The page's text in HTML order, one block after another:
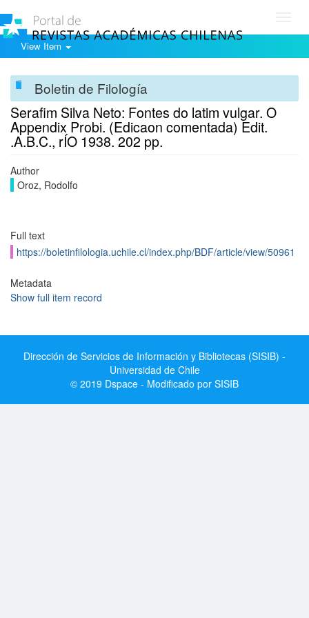
View Item
Boletin de Filología
Serafim Silva Neto: Fontes do latim vulgar. O
Appendix Probi. (Edicaon comentada) Edit.
.A.B.C., rÍO 1938. 202 pp.
Author
Oroz, Rodolfo
Full text
https://boletinfilologia.uchile.cl/index.php/BDF/article/view/50961
Metadata
Show full item record
Dirección de Servicios de Información y Bibliotecas (SISIB) -
Universidad de Chile
© 2019 Dspace - Modificado por SISIB